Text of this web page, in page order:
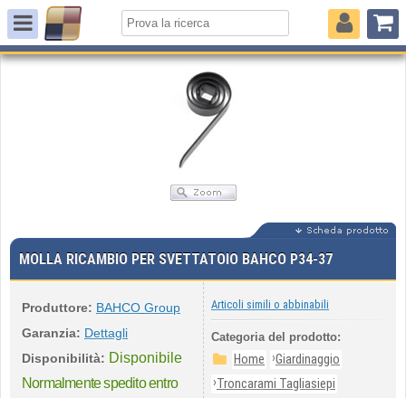
MOLLA RICAMBIO PER SVETTATOIO BAHCO P34-37
Produttore: BAHCO Group
Garanzia: Dettagli
Disponibilità: Disponibile
Normalmente spedito entro
Articoli simili o abbinabili
Categoria del prodotto:
Home ›Giardinaggio
›Troncarami Tagliasiepi